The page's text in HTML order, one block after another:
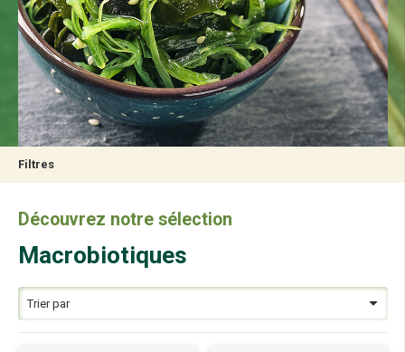
Filtres
Découvrez notre sélection
Macrobiotiques